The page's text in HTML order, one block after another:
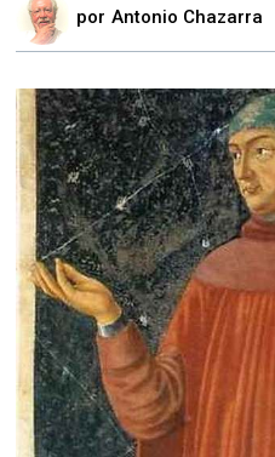
por Antonio Chazarra